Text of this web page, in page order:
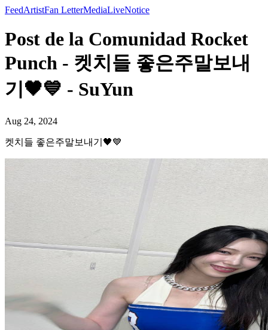
FeedArtistFan LetterMediaLiveNotice
Post de la Comunidad Rocket
Punch - 켓치들 좋은주말보내
기🖤💙 - SuYun
Aug 24, 2024
켓치들 좋은주말보내기🖤💙